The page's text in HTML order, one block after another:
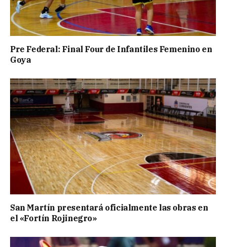
Pre Federal: Final Four de Infantiles Femenino en
Goya
San Martín presentará oficialmente las obras en
el «Fortín Rojinegro»